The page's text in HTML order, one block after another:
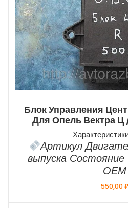
Блок Управления
Для Опель Вектра
Артикул
выпуска Состояние
ОЕМ
550,00₽